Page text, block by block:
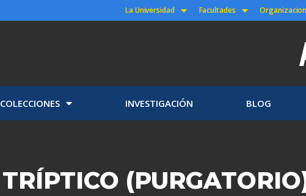
La Universidad Facultades
COLECCIONES INVESTIGACIÓN BLOG
TRÍPTICO